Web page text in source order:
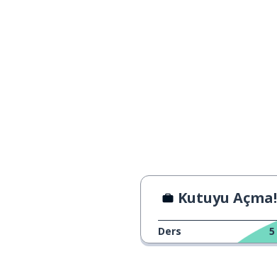
Kutuyu Açma!
Ders 5